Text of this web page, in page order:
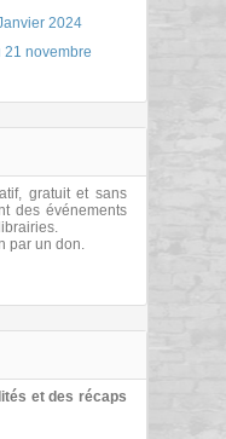
2024
21 novembre
gratuit et sans
des événements
par un don.
et des récaps